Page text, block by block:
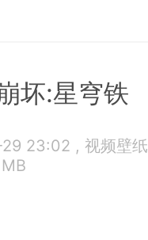
坏:星穹铁
23:02 , 视频壁纸